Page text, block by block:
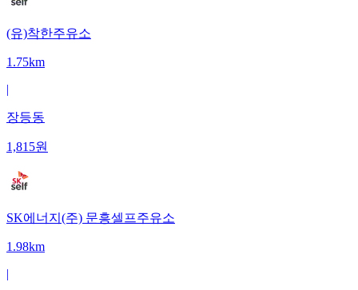
(유)착한주유소
1.75km
|
장등동
1,815원
SK에너지(주) 문흥셀프주유소
1.98km
|